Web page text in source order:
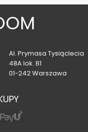
Al. Prymasa Tysiąclecia
48A lok. B1
01-242 Warszawa